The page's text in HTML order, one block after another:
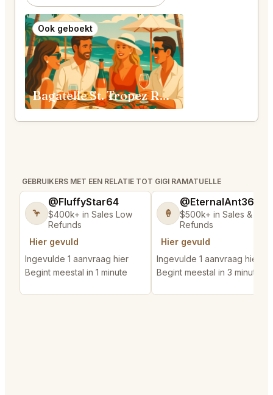
Ook geboekt
Bagatelle St. Tropez Ramatuelle
GEBRUIKERS MET EEN RELATIE TOT GIGI RAMATUELLE
🦩
@FluffyStar64
$400k+ in Sales Low
Refunds
Hier gevuld
Ingevulde 1 aanvraag hier
Begint meestal in 1 minute
🍦
@EternalAnt36
$500k+ in Sales & Low
Refunds
Hier gevuld
Ingevulde 1 aanvraag hier
Begint meestal in 3 minutes